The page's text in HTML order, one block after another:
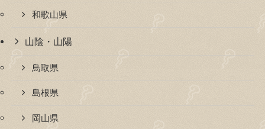
和歌山県
山陰・山陽
鳥取県
島根県
岡山県